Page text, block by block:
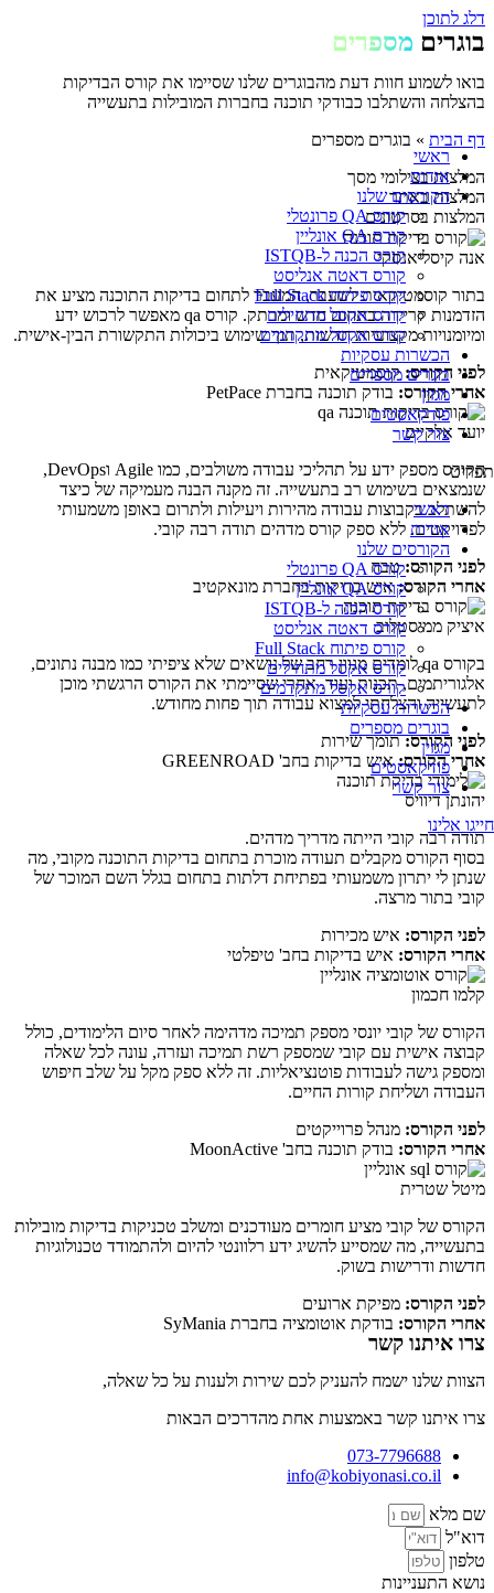
דלג לתוכן
ראשי
אודות
הקורסים שלנו
קורס QA פרונטלי
קורס QA אונליין
קורס הכנה ל-ISTQB
קורס דאטה אנליסט
קורס פיתוח Full Stack
קורס אקסל מתחילים
קורס אקסל מתקדמים
הכשרות עסקיות
בוגרים מספרים
מגזין
פודקאסטים
צור קשר
תפריט
ראשי
אודות
הקורסים שלנו
קורס QA פרונטלי
קורס QA אונליין
קורס הכנה ל-ISTQB
קורס דאטה אנליסט
קורס פיתוח Full Stack
קורס אקסל מתחילים
קורס אקסל מתקדמים
הכשרות עסקיות
בוגרים מספרים
מגזין
פודקאסטים
צור קשר
חייגו אלינו
בוגרים מספרים
בואו לשמוע חוות דעת מהבוגרים שלנו שסיימו את קורס הבדיקות
בהצלחה והשתלבו כבודקי תוכנה בחברות המובילות בתעשייה
דף הבית » בוגרים מספרים
המלצות בצילומי מסך
המלצות באתר
המלצות בסרטונים
אנה קיסליאנסקי
בתור קוסמטיקאית לשעבר, המעבר לתחום בדיקות התוכנה מציע את
הזדמנות קריירה בתחום חדש ומרתק. קורס qa מאפשר לרכוש ידע
ומיומנויות מקצועיות חדשות, תוך שימוש ביכולות התקשורת הבין-אישית.
לפני הקורס:קוסמטיקאית
אחרי הקורס: בודק תוכנה בחברת PetPace
יועד אלקיים
הקורס מספק ידע על תהליכי עבודה משולבים, כמו Agile וDevOps,
שנמצאים בשימוש רב בתעשייה. זה מקנה הבנה מעמיקה של כיצד
להשתלב בקבוצות עבודה מהירות ויעילות ולתרום באופן משמעותי
לפרויקטים. ללא ספק קורס מדהים תודה רבה קובי.
לפני הקורס:טבח
אחרי הקורס:איש בדיקות בחברת מונאקטיב
איציק ממיסטלוב
בקורס qa לומדים מגוון רחב של נושאים שלא ציפיתי כמו מבנה נתונים,
אלגוריתמים, תכנות ועוד. אחרי שסיימתי את הקורס הרגשתי מוכן
לתעשייה והצלחתי למצוא עבודה תוך פחות מחודש.
לפני הקורס:תומך שירות
אחרי הקורס:איש בדיקות בחב' GREENROAD
יהונתן דיוויס
תודה רבה קובי הייתה מדריך מדהים.
בסוף הקורס מקבלים תעודה מוכרת בתחום בדיקות התוכנה מקובי, מה
שנתן לי יתרון משמעותי בפתיחת דלתות בתחום בגלל השם המוכר של
קובי בתור מרצה.
לפני הקורס: איש מכירות
אחרי הקורס: איש בדיקות בחב' טיפלטי
קלמו חכמון
הקורס של קובי יונסי מספק תמיכה מדהימה לאחר סיום הלימודים, כולל
קבוצה אישית עם קובי שמספק רשת תמיכה ועזרה, עונה לכל שאלה
ומספק גישה לעבודות פוטנציאליות. זה ללא ספק מקל על שלב חיפוש
העבודה ושליחת קורות החיים.
לפני הקורס: מנהל פרוייקטים
אחרי הקורס: בודק תוכנה בחב' MoonActive
מיטל שטרית
הקורס של קובי מציע חומרים מעודכנים ומשלב טכניקות בדיקות מובילות
בתעשייה, מה שמסייע להשיג ידע רלוונטי להיום ולהתמודד טכנולוגיות
חדשות ודרישות בשוק.
לפני הקורס: מפיקת ארועים
אחרי הקורס: בודקת אוטומציה בחברת SyMania
צרו איתנו קשר
הצוות שלנו ישמח להעניק לכם שירות ולענות על כל שאלה,
צרו איתנו קשר באמצעות אחת מהדרכים הבאות
073-7796688
info@kobiyonasi.co.il
שם מלא
דוא"ל
טלפון
נושא התעניינות